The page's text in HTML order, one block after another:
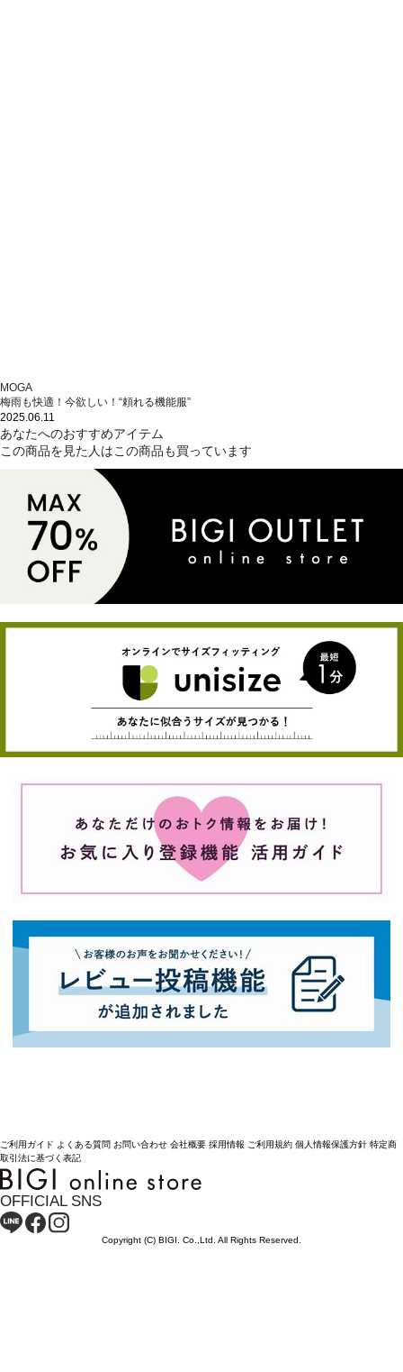
MOGA
梅雨も快適！今欲しい！“頼れる機能服”
2025.06.11
あなたへのおすすめアイテム
この商品を見た人はこの商品も買っています
ご利用ガイド よくある質問 お問い合わせ 会社概要 採用情報 ご利用規約 個人情報保護方針 特定商
取引法に基づく表記
OFFICIAL SNS
Copyright (C) BIGI. Co.,Ltd. All Rights Reserved.